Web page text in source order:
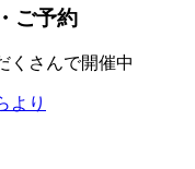
ご予約
くさんで開催中
より